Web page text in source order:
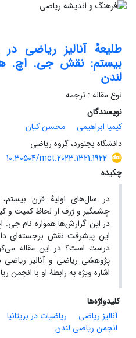
طلیعهٔ آنالیز ریاضی در
بیستم: نقش جی. اچ.
لندن
نوع مقاله : ترجمه
نویسندگان
کیمیا ابراهیمی
محسن کیان
دانشگاه بجنورد، گروه ریاضی
10.30504/mct.2023.1321.1922
چکیده
در سال‌های اولیهٔ قرن بیستم،
چشمگیر و ژرف از لحاظ کمیت و
در این گزارش‌ها همواره نام جی.
این پیشرفت نقش برجسته‌ای
درست است؟ در این مقاله
پژوهشی ریاضی و آنالیز ریاضی
اشاره ویژه به رابطهٔ او با انجمن
کلیدواژه‌ها
آنالیز ریاضی
ریاضیات در بریتانیا
انجمن ریاضی لندن